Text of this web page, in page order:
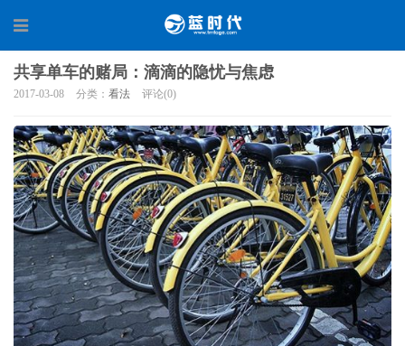
共享单车的赌局：滴滴的隐忧与焦虑
2017-03-08 分类： 看法 评论(0)